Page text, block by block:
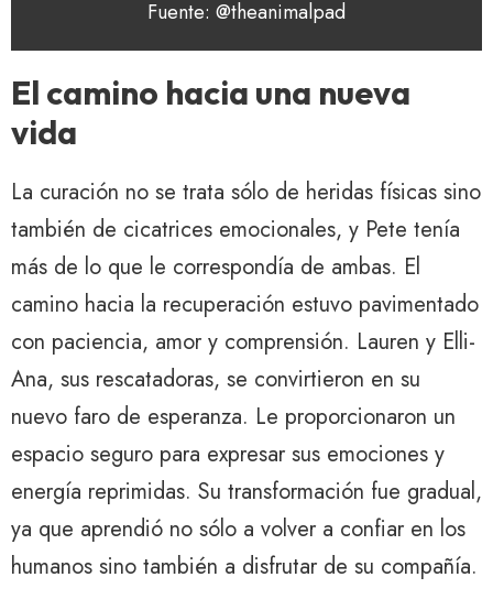
Fuente: @theanimalpad
El camino hacia una nueva
vida
La curación no se trata sólo de heridas físicas sino
también de cicatrices emocionales, y Pete tenía
más de lo que le correspondía de ambas. El
camino hacia la recuperación estuvo pavimentado
con paciencia, amor y comprensión. Lauren y Elli-
Ana, sus rescatadoras, se convirtieron en su
nuevo faro de esperanza. Le proporcionaron un
espacio seguro para expresar sus emociones y
energía reprimidas. Su transformación fue gradual,
ya que aprendió no sólo a volver a confiar en los
humanos sino también a disfrutar de su compañía.